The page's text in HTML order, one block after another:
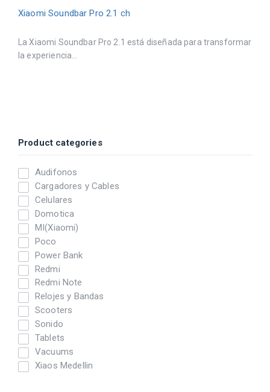
Product categories
Audifonos
Cargadores y Cables
Celulares
Domotica
MI(Xiaomi)
Poco
Power Bank
Redmi
Redmi Note
Relojes y Bandas
Scooters
Sonido
Tablets
Vacuums
Xiaos Medellin
Xiaomi Soundbar Pro 2.1 ch
La Xiaomi Soundbar Pro 2.1 está diseñada para transformar
la experiencia...